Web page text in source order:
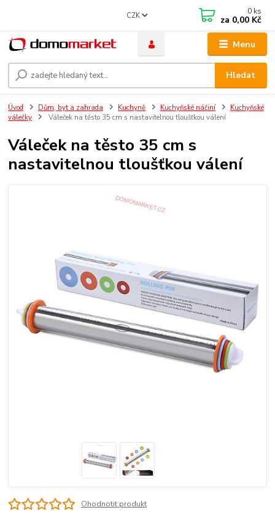
Menu
CZK
Hledat
0 ks
za 0,00 Kč
Úvod Dům, byt a zahrada Kuchyně Kuchyňské náčiní
Kuchyňské
válečky
Váleček na těsto 35 cm s nastavitelnou tloušťkou válení
Váleček na těsto 35 cm s
nastavitelnou tloušťkou válení
Ohodnotit produkt